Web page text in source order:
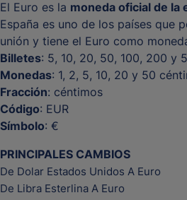
El Euro es la moneda oficial de la
España es uno de los países que
unión y tiene el Euro como
Billetes: 5, 10, 20, 50, 100, 200 y
Monedas: 1, 2, 5, 10, 20 y 50
Fracción: céntimos
Código: EUR
Símbolo: €
PRINCIPALES CAMBIOS
De Dolar Estados Unidos A Euro
De Libra Esterlina A Euro